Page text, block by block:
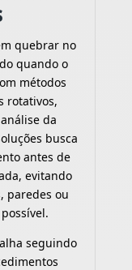
quebrar no
quando o
métodos
rotativos,
da
busca
antes de
evitando
paredes ou
seguindo